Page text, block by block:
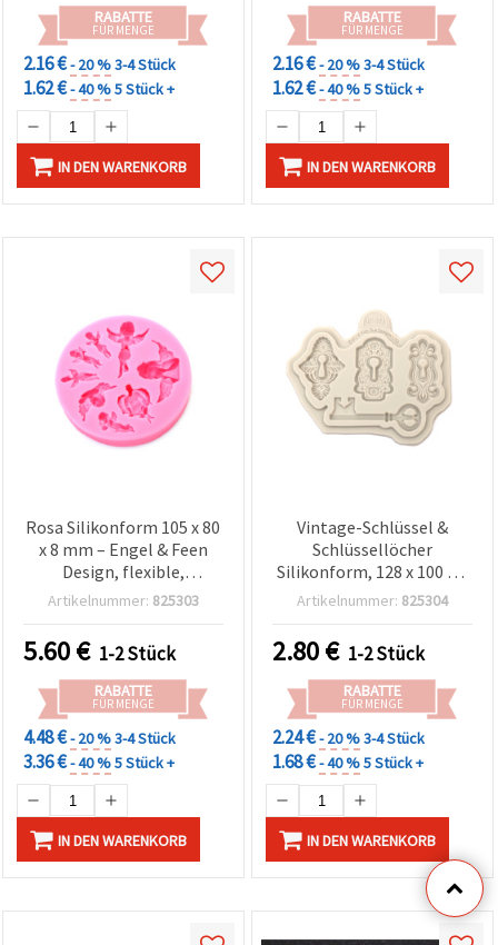
RABATTE
FÜR MENGE
2.16 €- 20 %3-4 Stück
1.62 €- 40 %5 Stück +
IN DEN WARENKORB
RABATTE
FÜR MENGE
2.16 €- 20 %3-4 Stück
1.62 €- 40 %5 Stück +
IN DEN WARENKORB
Rosa Silikonform 105 x 80
x 8 mm – Engel & Feen
Design, flexible,
detailreiche Gießform für
Polymer Clay, Gips,
Seifen- &
Kerzenherstellung
Artikelnummer: 825303
5.60€ 1-2 Stück
RABATTE
FÜR MENGE
4.48 €- 20 %3-4 Stück
3.36 €- 40 %5 Stück +
IN DEN WARENKORB
Vintage-Schlüssel &
Schlüssellöcher
Silikonform, 128 x 100 x 7
mm, cremeweiß –
Motive, flexible DIY-
Gießform für Resin/Harz,
Ton, Fondant, Seife & Gips
Artikelnummer: 825304
2.80€ 1-2 Stück
RABATTE
FÜR MENGE
2.24 €- 20 %3-4 Stück
1.68 €- 40 %5 Stück +
IN DEN WARENKORB